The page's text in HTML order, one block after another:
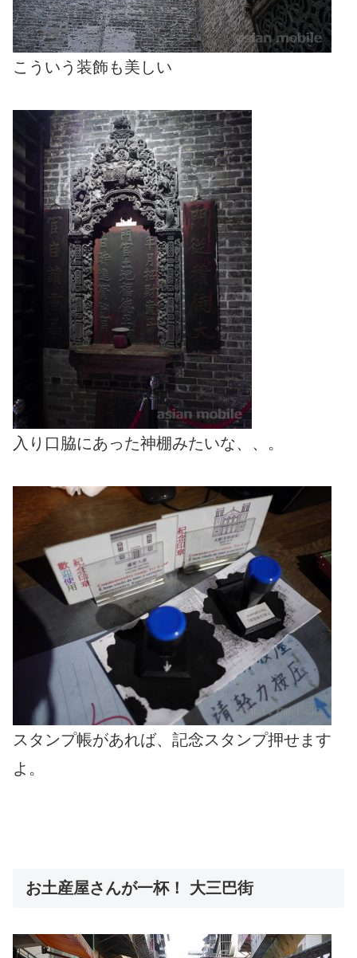
こういう装飾も美しい
入り口脇にあった神棚みたいな、、。
スタンプ帳があれば、記念スタンプ押せます
よ。
お土産屋さんが一杯！ 大三巴街